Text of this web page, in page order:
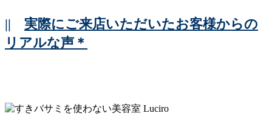
|| 実際にご来店いただいたお客様からの
リアルな声＊